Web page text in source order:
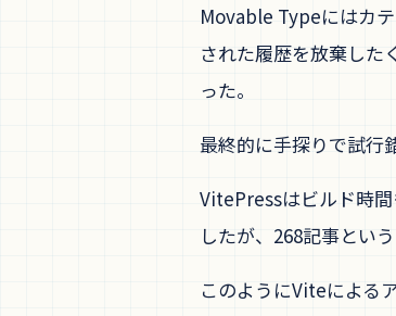
Movable Typeにはカ
された履歴を放棄した
った。
最終的に手探りで試行
VitePressはビルド時
したが、268記事とい
このようにViteによる